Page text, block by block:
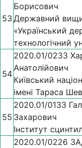
53
Борисович
Державний
«Український
технологічний
54
2020.01/0233
Анатолійович
Київський
імені Тараса
55
2020.01/0133
Захарович
Інститут
2020.01/0226